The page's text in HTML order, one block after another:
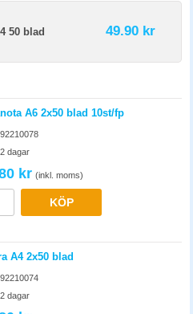
50 blad 49.90 kr
A6 2x50 blad 10st/fp
92210078
dagar
kr (inkl. moms)
KÖP
A4 2x50 blad
92210074
dagar